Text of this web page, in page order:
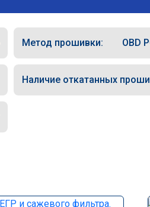
Метод прошивки: OBD
Наличие откатанных